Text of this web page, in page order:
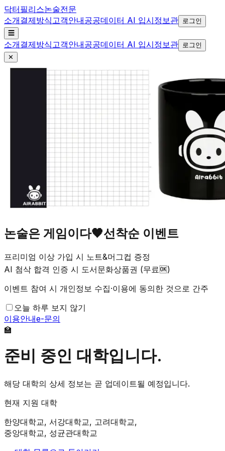
닥터필리스논술전문
소개결제방식고객안내공공데이터 AI 입시정보관 로그인
☰
소개결제방식고객안내공공데이터 AI 입시정보관 로그인
✕
논술은 게임이다🖤선착순 이벤트
프리미엄 이상 가입 시 노트&머그컵 증정
AI 첨삭 합격 인증 시 도서문화상품권 (무료🆗)
이벤트 참여 시 개인정보 수집·이용에 동의한 것으로 간주
오늘 하루 보지 않기
이용안내e-문의
🏫
준비 중인 대학입니다.
해당 대학의 상세 정보는 곧 업데이트될 예정입니다.
현재 지원 대학
한양대학교, 서강대학교, 고려대학교,
중앙대학교, 성균관대학교